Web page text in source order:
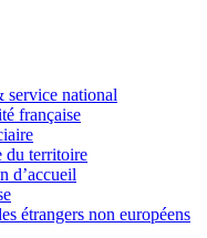
service national
française
du territoire
d’accueil
étrangers non européens